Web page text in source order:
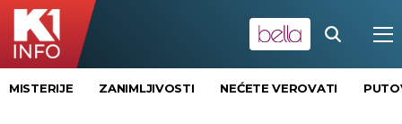
MISTERIJE ZANIMLJIVOSTI NEĆETE VEROVATI